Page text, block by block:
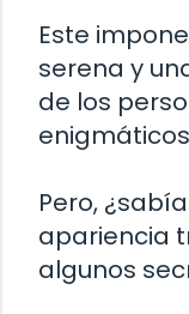
Este
serena y
de los
Pero,
apariencia
algunos